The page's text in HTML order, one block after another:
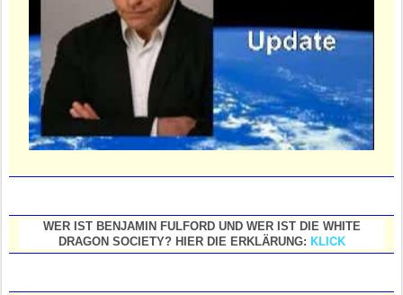
WER IST BENJAMIN FULFORD UND WER IST DIE WHITE
DRAGON SOCIETY? HIER DIE ERKLÄRUNG: KLICK